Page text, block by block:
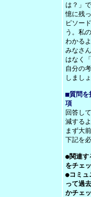
は？」
憶に残
ピソー
う。私
わかる
みなさ
はなく
自分の
しまし
■質問を
項
回答し
減する
まず大
下記を
●関連す
をチェ
●コミュ
って過
かチェ